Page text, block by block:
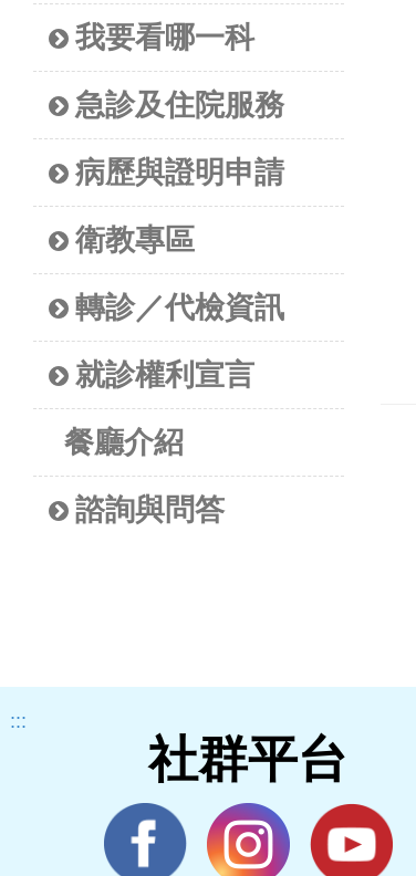
我要看哪一科
急診及住院服務
病歷與證明申請
衛教專區
轉診／代檢資訊
就診權利宣言
餐廳介紹
諮詢與問答
:::
社群平台